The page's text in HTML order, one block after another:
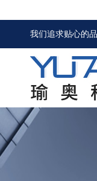
我们追求贴心的